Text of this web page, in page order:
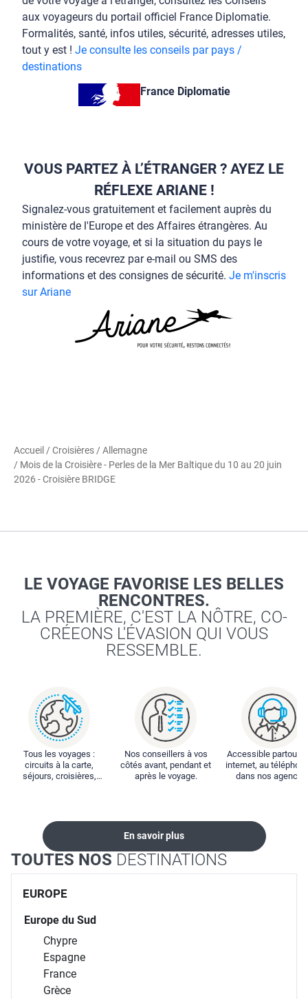
aux voyageurs du portail officiel France Diplomatie.
Formalités, santé, infos utiles, sécurité, adresses utiles,
tout y est ! Je consulte les conseils par pays /
destinations
France Diplomatie
VOUS PARTEZ À L’ÉTRANGER ? AYEZ LE
RÉFLEXE ARIANE !
Signalez-vous gratuitement et facilement auprès du
ministère de l'Europe et des Affaires étrangères. Au
cours de votre voyage, et si la situation du pays le
justifie, vous recevrez par e-mail ou SMS des
informations et des consignes de sécurité. Je m'inscris
sur Ariane
Accueil /Croisières /Allemagne
/ Mois de la Croisière - Perles de la Mer Baltique du 10 au 20 juin
2026 - Croisière BRIDGE
LE VOYAGE FAVORISE LES BELLES
RENCONTRES.
LA PREMIÈRE, C'EST LA NÔTRE, CO-
CRÉEONS L'ÉVASION QUI VOUS
RESSEMBLE.
Tous les voyages :
circuits à la carte,
séjours, croisières,
Nos conseillers à vos
côtés avant, pendant et
après le voyage.
Accessible partout :
internet, au
dans nos
En savoir plus
TOUTES NOS DESTINATIONS
EUROPE
Europe du Sud
Chypre
Espagne
France
Grèce